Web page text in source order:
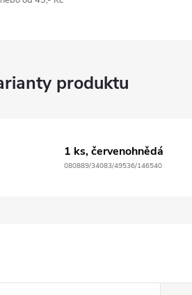
1 ks, červenohnědá
080889/34083/49536/146540